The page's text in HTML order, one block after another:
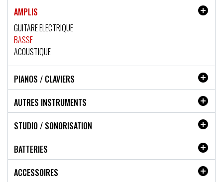
AMPLIS

GUITARE ELECTRIQUE
BASSE
ACOUSTIQUE
PIANOS / CLAVIERS 
AUTRES INSTRUMENTS 
STUDIO / SONORISATION 
BATTERIES 
ACCESSOIRES 